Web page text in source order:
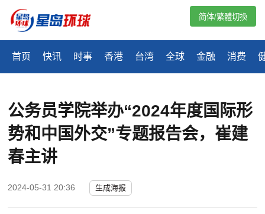
首页 快讯 时事 香港 台湾 全球 金融 消费
简体/繁體切換
公务员学院举办“2024年度国际形
势和中国外交”专题报告会，崔建
春主讲
2024-05-31 20:36 生成海报